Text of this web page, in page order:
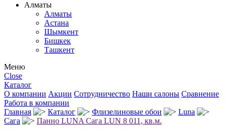
Алматы
Алматы
Астана
Шымкент
Бишкек
Ташкент
Меню
Close
Каталог
О компании Акции Сотрудничество Наши салоны Сравнение
Работа в компании
Главная
Каталог Флизелиновые обои
Luna
Сага
Панно LUNA Сага LUN 8 011, кв.м.